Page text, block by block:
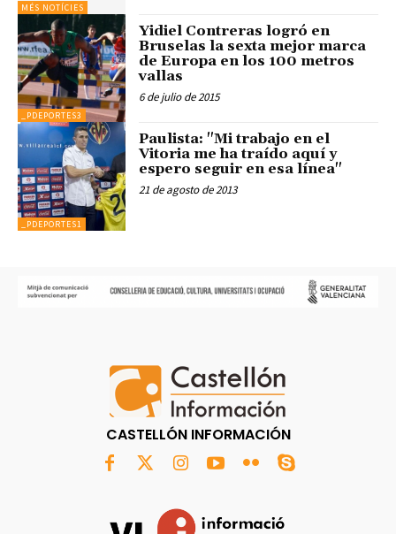
MÉS NOTÍCIES
_PDEPORTES3
Yidiel Contreras logró en
Bruselas la sexta mejor marca
de Europa en los 100 metros
vallas
6 de julio de 2015
_PDEPORTES1
Paulista: "Mi trabajo en el
Vitoria me ha traído aquí y
espero seguir en esa línea"
21 de agosto de 2013
CASTELLÓN INFORMACIÓN